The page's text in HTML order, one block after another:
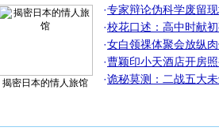
揭密日本的情人旅馆
·专家辩论伪科学废留
·校花口述：高中时献
·女白领祼体聚会放纵
·曹颖印小天酒店开房
·诡秘莫测：二战五大